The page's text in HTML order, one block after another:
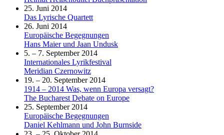
25. Juni 2014
Das Lyrische Quartett
26. Juni 2014
Europäische Begegnungen
Hans Maier und Jaan Undusk
5. – 7. September 2014
Internationales Lyrikfestival
Meridian Czernowitz
19. – 20. September 2014
1914 – 2014 Was, wenn Europa versagt?
The Bucharest Debate on Europe
25. September 2014
Europäische Begegnungen
Daniel Kehlmann und John Burnside